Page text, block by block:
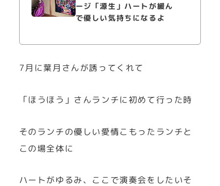
ージ「源生」ハートが緩ん
で優しい気持ちになるよ
7月に葉月さんが誘ってくれて
「ほうほう」さんランチに初めて行った時
そのランチの優しい愛情こもったランチと
この場全体に
ハートがゆるみ、ここで演奏会をしたいそ